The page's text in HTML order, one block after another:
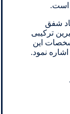
است.
شفق
ترکیبی
این
نمود.